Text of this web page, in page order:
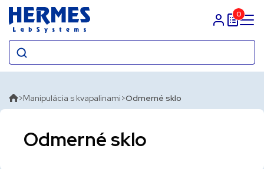
Prihlasit sa
0
Manipulácia s kvapalinami Odmerné sklo
Odmerné sklo